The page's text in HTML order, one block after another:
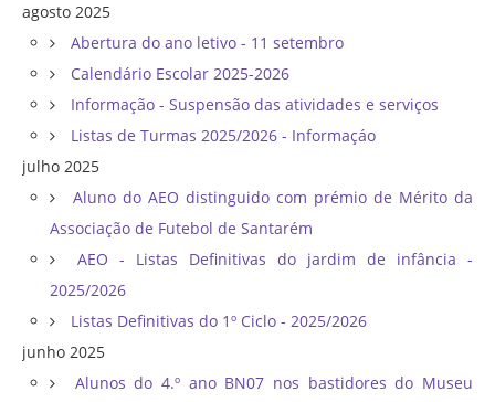
agosto 2025
Abertura do ano letivo - 11 setembro
Calendário Escolar 2025-2026
Informação - Suspensão das atividades e serviços
Listas de Turmas 2025/2026 - Informaçáo
julho 2025
Aluno do AEO distinguido com prémio de Mérito da
Associação de Futebol de Santarém
AEO - Listas Definitivas do jardim de infância -
2025/2026
Listas Definitivas do 1º Ciclo - 2025/2026
junho 2025
Alunos do 4.º ano BN07 nos bastidores do Museu